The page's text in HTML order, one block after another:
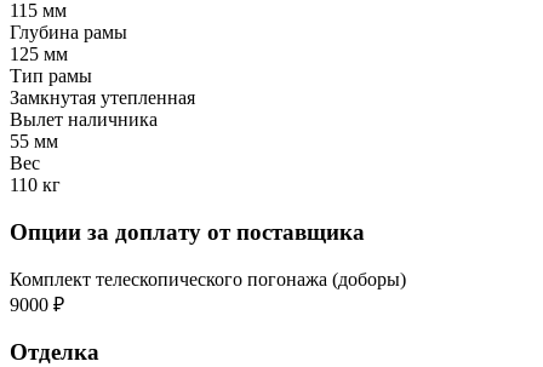
115 мм
Глубина рамы
125 мм
Тип рамы
Замкнутая утепленная
Вылет наличника
55 мм
Вес
110 кг
Опции за доплату от поставщика
Комплект телескопического погонажа (доборы)
9000 ₽
Отделка